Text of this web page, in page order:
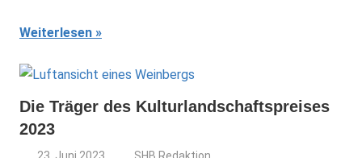
Weiterlesen
Die Träger des Kulturlandschaftspreises
2023